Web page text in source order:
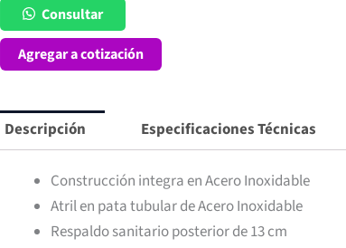
Depósitos
con
Secador
1.6
mt
Consultar
Agregar a cotización
Descripción Especificaciones Técnicas
Construcción integra en Acero Inoxidable
Atril en pata tubular de Acero Inoxidable
Respaldo sanitario posterior de 13 cm